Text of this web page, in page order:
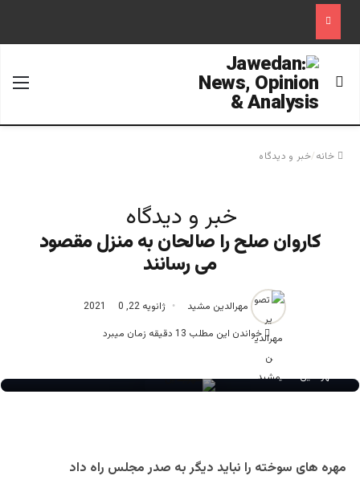
جستجو برای
خانه/خبر و دیدگاه
خبر و دیدگاه
کاروان صلح را صالحان به منزل مقصود
می رسانند
مهرالدین مشید ژانویه 22, 2021
0
خواندن این مطلب 13 دقیقه زمان میبرد
مهرالدین مشید
مهره های سوخته را نباید دیگر به صدر مجلس راه داد